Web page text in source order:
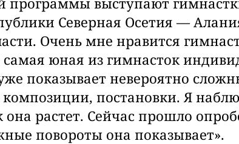
Северная Осетия —
Очень мне нравится
юная из гимнасток
показывает невероятно
постановки. Я
растет. Сейчас прошло
повороты она показывает».